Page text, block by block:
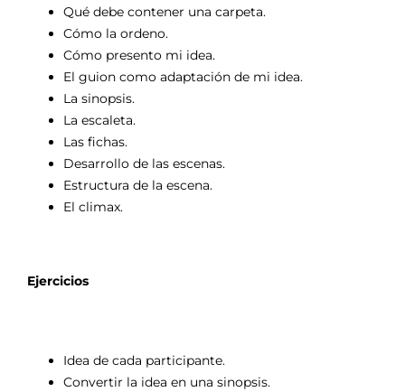
Qué debe contener una carpeta.
Cómo la ordeno.
Cómo presento mi idea.
El guion como adaptación de mi idea.
La sinopsis.
La escaleta.
Las fichas.
Desarrollo de las escenas.
Estructura de la escena.
El climax.
Ejercicios
Idea de cada participante.
Convertir la idea en una sinopsis.